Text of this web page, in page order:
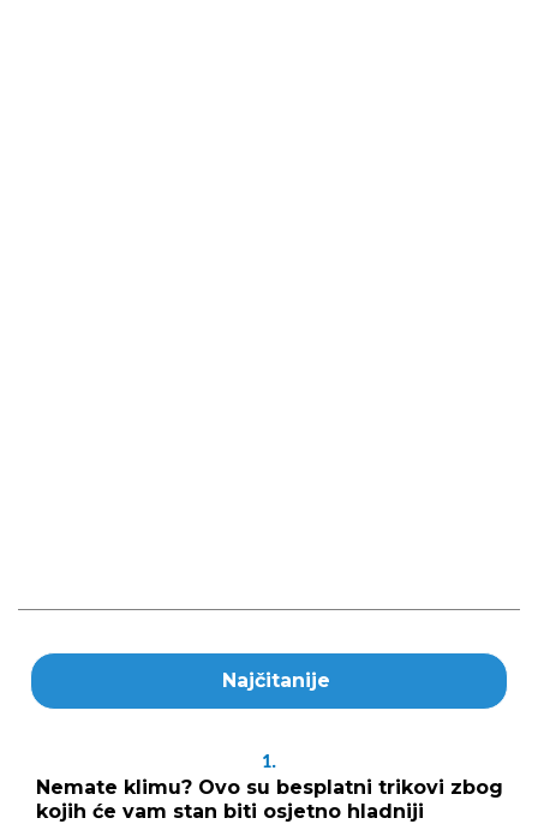
Najčitanije
1.
Nemate klimu? Ovo su besplatni trikovi zbog
kojih će vam stan biti osjetno hladniji